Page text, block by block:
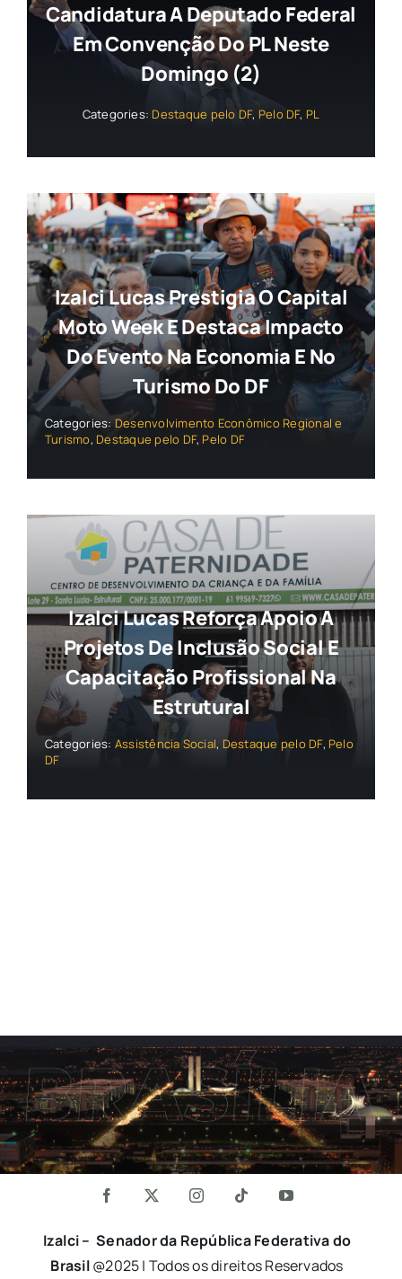
Candidatura A Deputado Federal
Em Convenção Do PL Neste
Domingo (2)
Categories: Destaque pelo DF, Pelo DF, PL
Izalci Lucas Prestigia O Capital
Moto Week E Destaca Impacto
Do Evento Na Economia E No
Turismo Do DF
Categories: Desenvolvimento Econômico Regional e
Turismo, Destaque pelo DF, Pelo DF
Izalci Lucas Reforça Apoio A
Projetos De Inclusão Social E
Capacitação Profissional Na
Estrutural
Categories: Assistência Social, Destaque pelo DF, Pelo
DF
Izalci – Senador da República Federativa do
Brasil@2025 | Todos os direitos Reservados